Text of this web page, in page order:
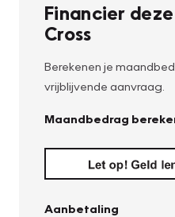
Financier
Cross
Berekenen je
vrijblijvende aanvraag.
Maandbedrag
Aanbetaling